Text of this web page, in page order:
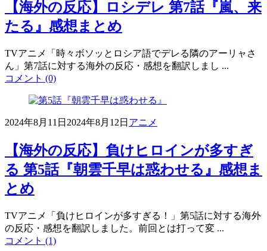
【海外の反応】ロシデレ 第7話『嵐、来
たる』感想まとめ
TVアニメ「時々ボソッとロシア語でデレる隣のアーリャさ
ん」第7話に対する海外の反応・感想を翻訳しまし ...
コメント (0)
2024年8月11日 2024年8月12日 アニメ
【海外の反応】負けヒロインが多すぎ
る 第5話『朝雲千早は惑わせる』感想ま
とめ
TVアニメ「負けヒロインが多すぎる！」第5話に対する海外
の反応・感想を翻訳しました。前回とは打って変 ...
コメント (1)